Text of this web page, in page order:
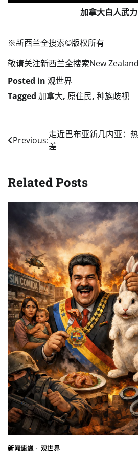
加拿大白人武
※新西兰全搜索©️版权所有
敬请关注新西兰全搜索New
Posted in 观世界
Tagged 加拿大, 原住民, 种族歧视
Post
navigation
Previous:
走近巴布亚新几内亚：
差
Related Posts
新闻速递 观世界